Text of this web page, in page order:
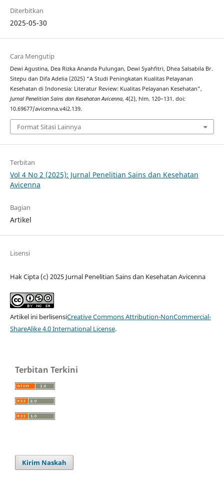
Diterbitkan
2025-05-30
Cara Mengutip
Dewi Agustina, Dea Rizka Ananda Pulungan, Dewi Syahfitri, Dhea Salsabila Br.
Sitepu dan Difa Adelia (2025) “A Studi Peningkatan Kualitas Pelayanan
Kesehatan di Indonesia: Literatur Review: Kualitas Pelayanan Kesehatan”,
Jurnal Penelitian Sains dan Kesehatan Avicenna, 4(2), hlm. 120–131. doi:
10.69677/avicenna.v4i2.139.
Format Sitasi Lainnya
Terbitan
Vol 4 No 2 (2025): Jurnal Penelitian Sains dan Kesehatan
Avicenna
Bagian
Artikel
Lisensi
Hak Cipta (c) 2025 Jurnal Penelitian Sains dan Kesehatan Avicenna
Artikel ini berlisensiCreative Commons Attribution-NonCommercial-
ShareAlike 4.0 International License.
Terbitan Terkini
Kirim Naskah